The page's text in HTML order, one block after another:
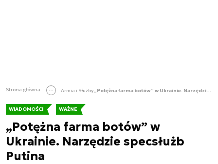
Strona główna Armia i Służby „Potężna farma botów” w Ukrainie. Narzędzie specsłużb Putina
WIADOMOŚCI WAŻNE
„Potężna farma botów” w
Ukrainie. Narzędzie specsłużb
Putina